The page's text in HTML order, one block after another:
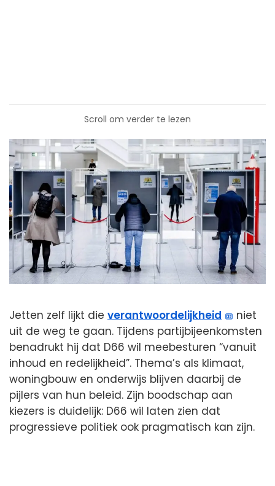
Scroll om verder te lezen
Jetten zelf lijkt die verantwoordelijkheid
niet
uit de weg te gaan. Tijdens partijbijeenkomsten
benadrukt hij dat D66 wil meebesturen “vanuit
inhoud en redelijkheid”. Thema’s als klimaat,
woningbouw en onderwijs blijven daarbij de
pijlers van hun beleid. Zijn boodschap aan
kiezers is duidelijk: D66 wil laten zien dat
progressieve politiek ook pragmatisch kan zijn.